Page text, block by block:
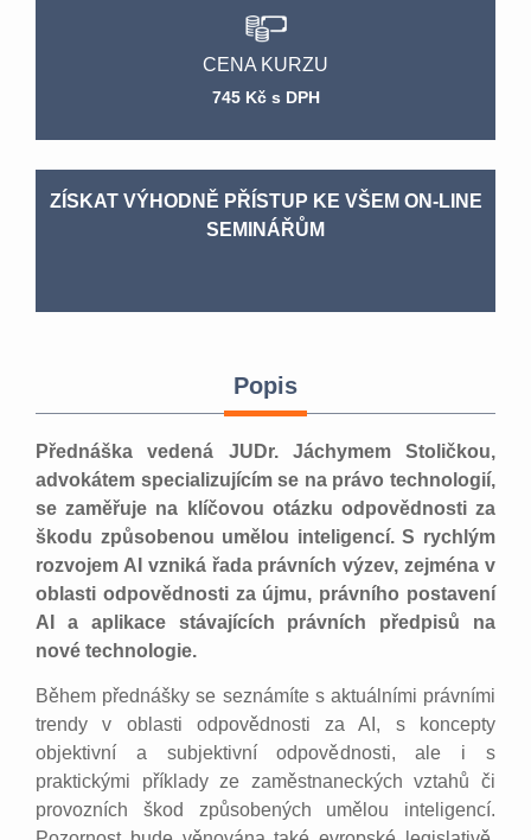
CENA KURZU
745 Kč s DPH
ZÍSKAT VÝHODNĚ PŘÍSTUP KE VŠEM ON-LINE
SEMINÁŘŮM
Popis
Přednáška vedená JUDr. Jáchymem Stoličkou,
advokátem specializujícím se na právo technologií,
se zaměřuje na klíčovou otázku odpovědnosti za
škodu způsobenou umělou inteligencí. S rychlým
rozvojem AI vzniká řada právních výzev, zejména v
oblasti odpovědnosti za újmu, právního postavení
AI a aplikace stávajících právních předpisů na
nové technologie.
Během přednášky se seznámíte s aktuálními právními
trendy v oblasti odpovědnosti za AI, s koncepty
objektivní a subjektivní odpovědnosti, ale i s
praktickými příklady ze zaměstnaneckých vztahů či
provozních škod způsobených umělou inteligencí.